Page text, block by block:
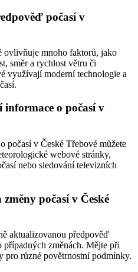
počasí v
ovlivňuje mnoho faktorů, jako
směr a rychlost větru či
využívají moderní technologie a
o počasí v
počasí v České Třebové můžete
webové stránky,
nebo sledování televizních
počasí v České
aktualizovanou předpověď
změnách. Mějte při
pro různé povětrnostní podmínky.